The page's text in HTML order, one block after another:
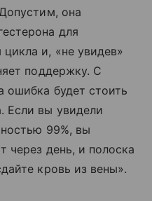
она
для
и, «не увидев»
поддержку. С
ошибка будет стоить
Если вы увидели
99%, вы
через день, и полоска
кровь из вены».